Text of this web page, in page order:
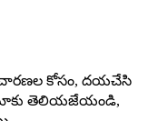
కోసం, దయచేసి
తెలియజేయండి,